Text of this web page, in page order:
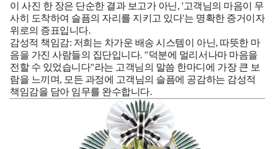
이 사진 한 장은 단순한 결과 보고가 아닌, '고객님의 마음이 무
사히 도착하여 슬픔의 자리를 지키고 있다'는 명확한 증거이자
위로의 증표입니다.
감성적 책임감: 저희는 차가운 배송 시스템이 아닌, 따뜻한 마
음을 가진 사람들의 집단입니다. "덕분에 멀리서나마 마음을
전할 수 있었습니다"라는 고객님의 말씀 한마디에 가장 큰 보
람을 느끼며, 모든 과정에 고객님의 슬픔에 공감하는 감성적
책임감을 담아 임무를 완수합니다.